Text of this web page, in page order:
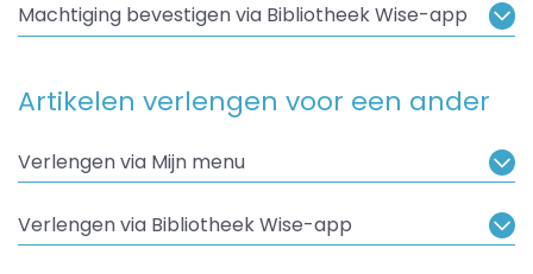
Machtiging bevestigen via Bibliotheek Wise-app
Artikelen verlengen voor een ander
Verlengen via Mijn menu
Verlengen via Bibliotheek Wise-app